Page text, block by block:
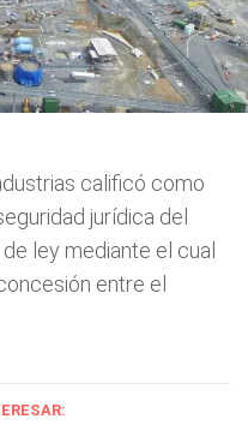
calificó como
jurídica del
ley mediante el cual
entre el